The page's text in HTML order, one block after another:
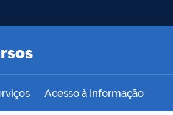
Acesso à Informação